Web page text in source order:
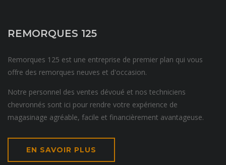
REMORQUES 125
Remorques 125 est une entreprise de premier plan qui vous
offre des remorques neuves et d'occasion.
Notre personnel des ventes dévoué et nos techniciens
chevronnés sont ici pour rendre votre expérience de
magasinage agréable, facile et financièrement avantageuse.
EN SAVOIR PLUS